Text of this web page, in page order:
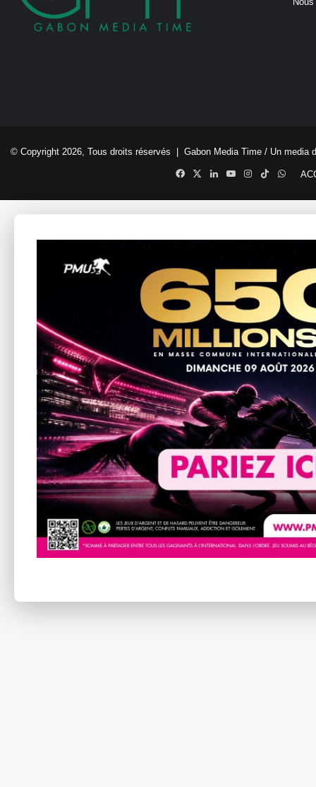
© Copyright 2026, Tous droits réservés | Gabon Media Time / Un media
Facebook
X LinkedinYouTubeInstagram
TikTok